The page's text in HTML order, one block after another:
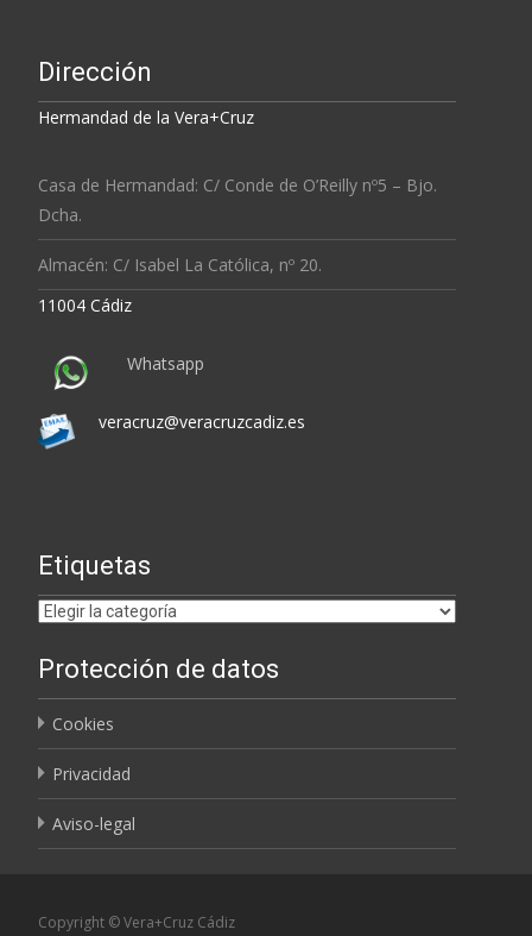
Dirección
Hermandad de la Vera+Cruz
Casa de Hermandad: C/ Conde de O’Reilly nº5 – Bjo.
Dcha.
Almacén: C/ Isabel La Católica, nº 20.
11004 Cádiz
Whatsapp
veracruz@veracruzcadiz.es
Etiquetas
Etiquetas
Protección de datos
Cookies
Privacidad
Aviso-legal
Copyright © Vera+Cruz Cádiz